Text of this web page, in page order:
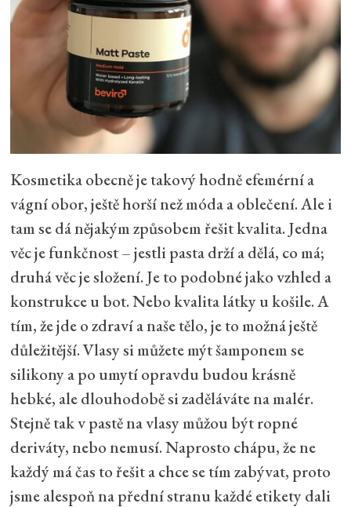
Kosmetika obecně je takový hodně efemérní a
vágní obor, ještě horší než móda a oblečení. Ale i
tam se dá nějakým způsobem řešit kvalita. Jedna
věc je funkčnost – jestli pasta drží a dělá, co má;
druhá věc je složení. Je to podobné jako vzhled a
konstrukce u bot. Nebo kvalita látky u košile. A
tím, že jde o zdraví a naše tělo, je to možná ještě
důležitější. Vlasy si můžete mýt šamponem se
silikony a po umytí opravdu budou krásně
hebké, ale dlouhodobě si zaděláváte na malér.
Stejně tak v pastě na vlasy můžou být ropné
deriváty, nebo nemusí. Naprosto chápu, že ne
každý má čas to řešit a chce se tím zabývat, proto
jsme alespoň na přední stranu každé etikety dali